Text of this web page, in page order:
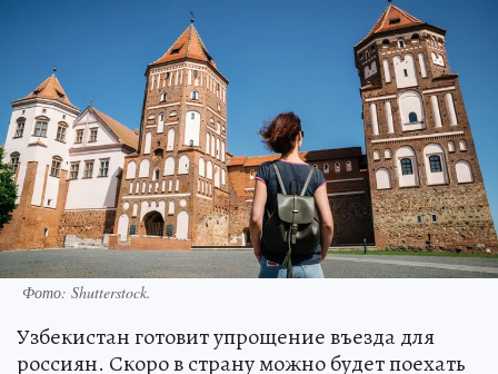
Фото: Shutterstock.
Узбекистан готовит упрощение въезда для
россиян. Скоро в страну можно будет поехать